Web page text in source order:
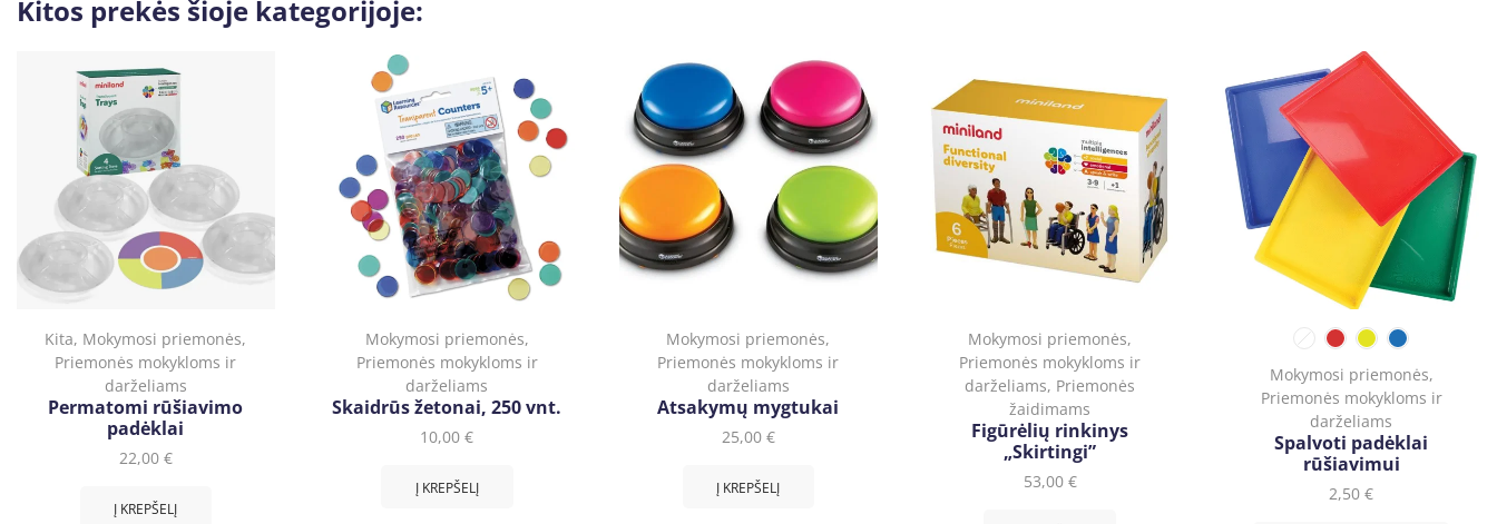
Kitos prekės šioje kategorijoje:
Kita, Mokymosi priemonės,
Priemonės mokykloms ir
darželiams
Permatomi rūšiavimo
padėklai
22,00 €
Į KREPŠELĮ
Mokymosi priemonės,
Priemonės mokykloms ir
darželiams
Skaidrūs žetonai, 250 vnt.
10,00€
Į KREPŠELĮ
Mokymosi priemonės,
Priemonės mokykloms ir
darželiams
Atsakymų mygtukai
25,00 €
Į KREPŠELĮ
Mokymosi priemonės,
Priemonės mokykloms ir
darželiams, Priemonės
žaidimams
Figūrėlių rinkinys
„Skirtingi”
53,00 €
Mokymosi priemonės,
Priemonės mokykloms ir
darželiams
Spalvoti padėklai
rūšiavimui
2,50€